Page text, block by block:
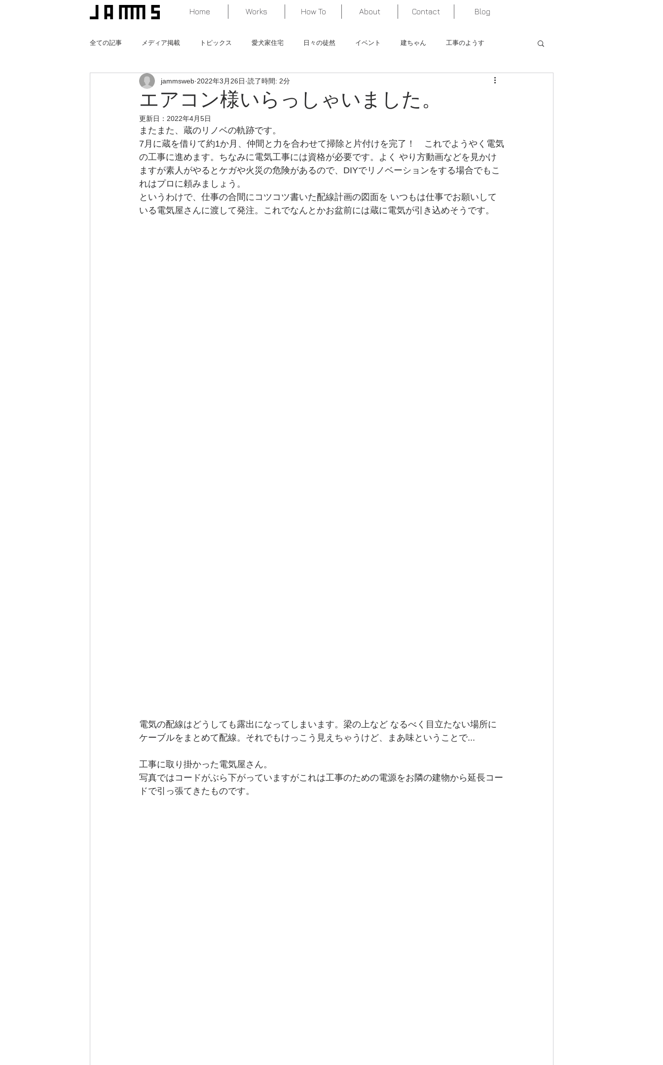
Home Works How To About Contact Blog
全ての記事 メディア掲載 トピックス 愛犬家住宅 日々の徒然 イベント 建ちゃん 工事のようす
猫と暮らす家 みんなの遊び場つくってみた！ 作品紹介
エアコン様いらっしゃいました。
jammsweb 2022年3月26日 読了時間: 2分
更新日： 2022年4月5日
またまた、蔵のリノベの軌跡です。
7月に蔵を借りて約1か月、仲間と力を合わせて掃除と片付けを完了！　これでようやく電気
の工事に進めます。ちなみに電気工事には資格が必要です。よく やり方動画などを見かけ
ますが素人がやるとケガや火災の危険があるので、DIYでリノベーションをする場合でもこ
れはプロに頼みましょう。
というわけで、仕事の合間にコツコツ書いた配線計画の図面を いつもは仕事でお願いして
いる電気屋さんに渡して発注。これでなんとかお盆前には蔵に電気が引き込めそうです。
電気の配線はどうしても露出になってしまいます。梁の上など なるべく目立たない場所に
ケーブルをまとめて配線。それでもけっこう見えちゃうけど、まあ味ということで...
工事に取り掛かった電気屋さん。
写真ではコードがぶら下がっていますがこれは工事のための電源をお隣の建物から延長コー
ドで引っ張てきたものです。